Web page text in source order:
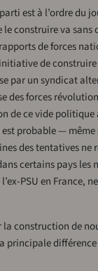
est à l’ordre du
le construire va
de forces
de
par un syndicat
des forces
de ce vide politique
probable —
des tentatives ne
certains pays les
PSU en France,
la construction de
principale différence